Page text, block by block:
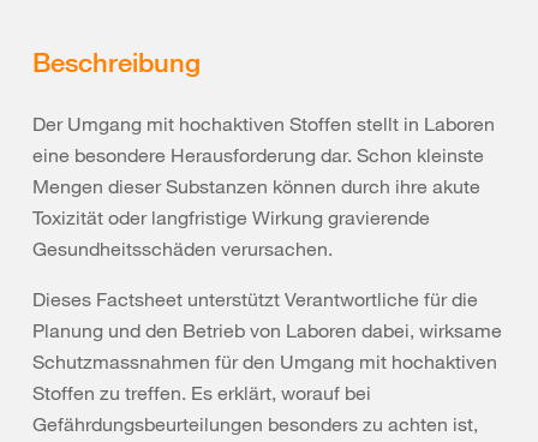
Beschreibung
Der Umgang mit hochaktiven Stoffen stellt in Laboren
eine besondere Herausforderung dar. Schon kleinste
Mengen dieser Substanzen können durch ihre akute
Toxizität oder langfristige Wirkung gravierende
Gesundheitsschäden verursachen.
Dieses Factsheet unterstützt Verantwortliche für die
Planung und den Betrieb von Laboren dabei, wirksame
Schutzmassnahmen für den Umgang mit hochaktiven
Stoffen zu treffen. Es erklärt, worauf bei
Gefährdungsbeurteilungen besonders zu achten ist,